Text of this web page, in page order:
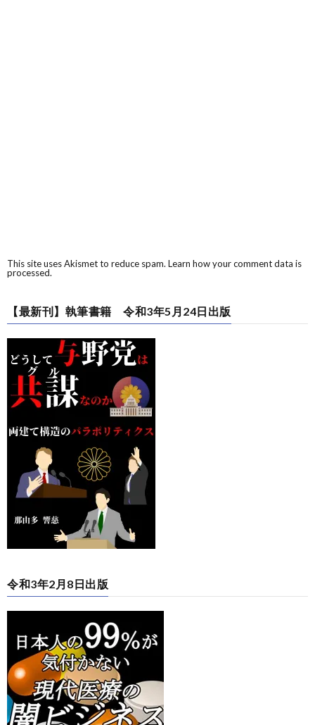
This site uses Akismet to reduce spam. Learn how your comment data is
processed.
【最新刊】執筆書籍 令和3年5月24日出版
令和3年2月8日出版